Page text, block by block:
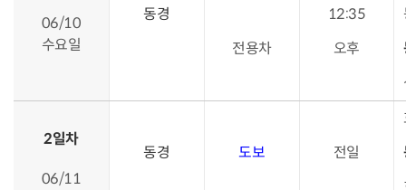
06/10
수요일
동경
12:35
전용차
오후
2일차
06/11
동경
도보 전일